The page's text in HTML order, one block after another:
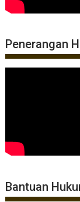
Penerangan
Bantuan